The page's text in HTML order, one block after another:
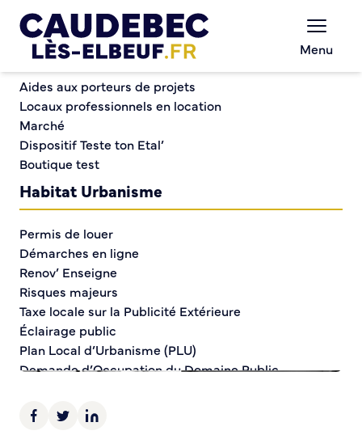
Menu
Hommage à Dominique Bernard et Samuel Paty
Hommage à Dominique
Bernard et Samuel Paty
Chèques-cadeaux municipaux – Soutenez le
Aides aux porteurs de projets
Locaux professionnels en location
Marché
Dispositif Teste ton Etal’
Boutique test
Habitat Urbanisme
Permis de louer
Démarches en ligne
Renov’ Enseigne
Risques majeurs
Taxe locale sur la Publicité Extérieure
Éclairage public
Plan Local d’Urbanisme (PLU)
Demande d’Occupation du Domaine Public